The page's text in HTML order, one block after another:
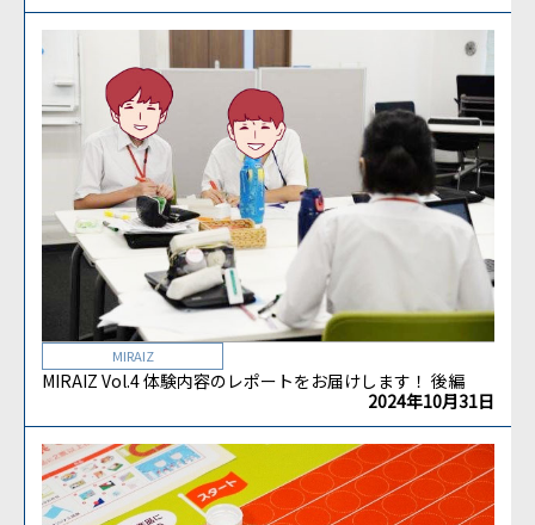
MIRAIZ
MIRAIZ Vol.4 体験内容のレポートをお届けします！ 後編
2024年10月31日